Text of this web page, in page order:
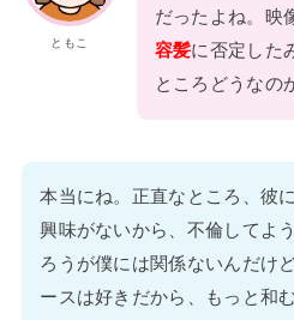
ともこ
だったよね。映
容髪に否定した
ところどうなの
本当にね。正直なところ、彼
興味がないから、不倫してよ
ろうが僕には関係ないんだけ
ースは好きだから、もっと和